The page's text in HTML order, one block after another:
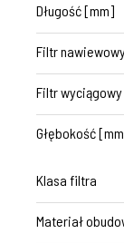
Długość [mm]
Filtr
Filtr wyciągowy
Głębokość
Klasa filtra
Materiał